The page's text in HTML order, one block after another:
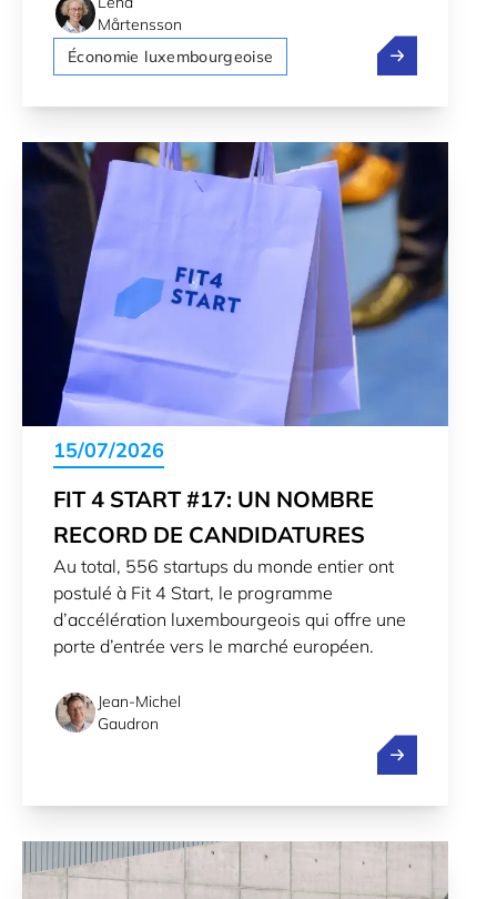
Mårtensson
Économie luxembourgeoise
Investir dans
15/07/2026
FIT 4 START #17: UN NOMBRE
RECORD DE CANDIDATURES
Au total, 556 startups du monde entier ont
postulé à Fit 4 Start, le programme
d’accélération luxembourgeois qui offre une
porte d’entrée vers le marché européen.
Jean-Michel
Gaudron
Fit 4 Start